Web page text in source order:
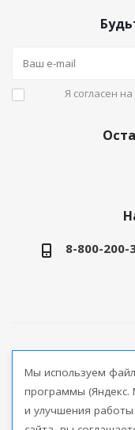
Я согласен на
8-800-200-
Мы используем
программы (Яндекс.
и улучшения